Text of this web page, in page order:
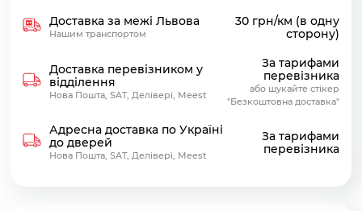
Доставка за межі Львова
Нашим транспортом
30 грн/км (в одну
сторону)
Доставка перевізником у
відділення
Нова Пошта, SAT, Делівері, Meest
За тарифами
перевізника
або шукайте стікер
"Безкоштовна доставка"
Адресна доставка по Україні
до дверей
Нова Пошта, SAT, Делівері, Meest
За тарифами
перевізника